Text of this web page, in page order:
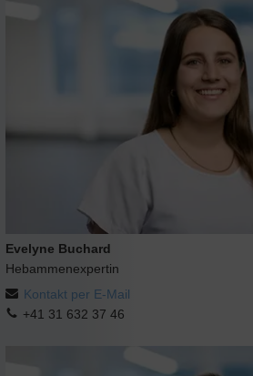
Evelyne Buchard
Hebammenexpertin
Kontakt per E-Mail
+41 31 632 37 46